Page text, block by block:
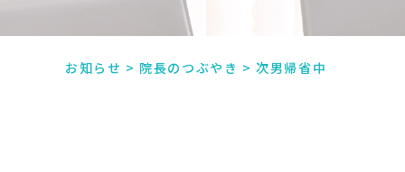
お知らせ > 院長のつぶやき >次男帰省中